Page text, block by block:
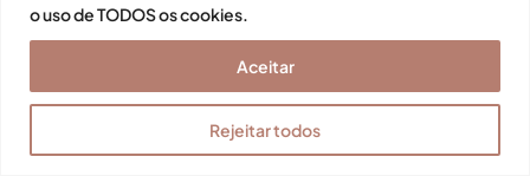
o uso de TODOS os cookies.
Rejeitar todos
Aceitar